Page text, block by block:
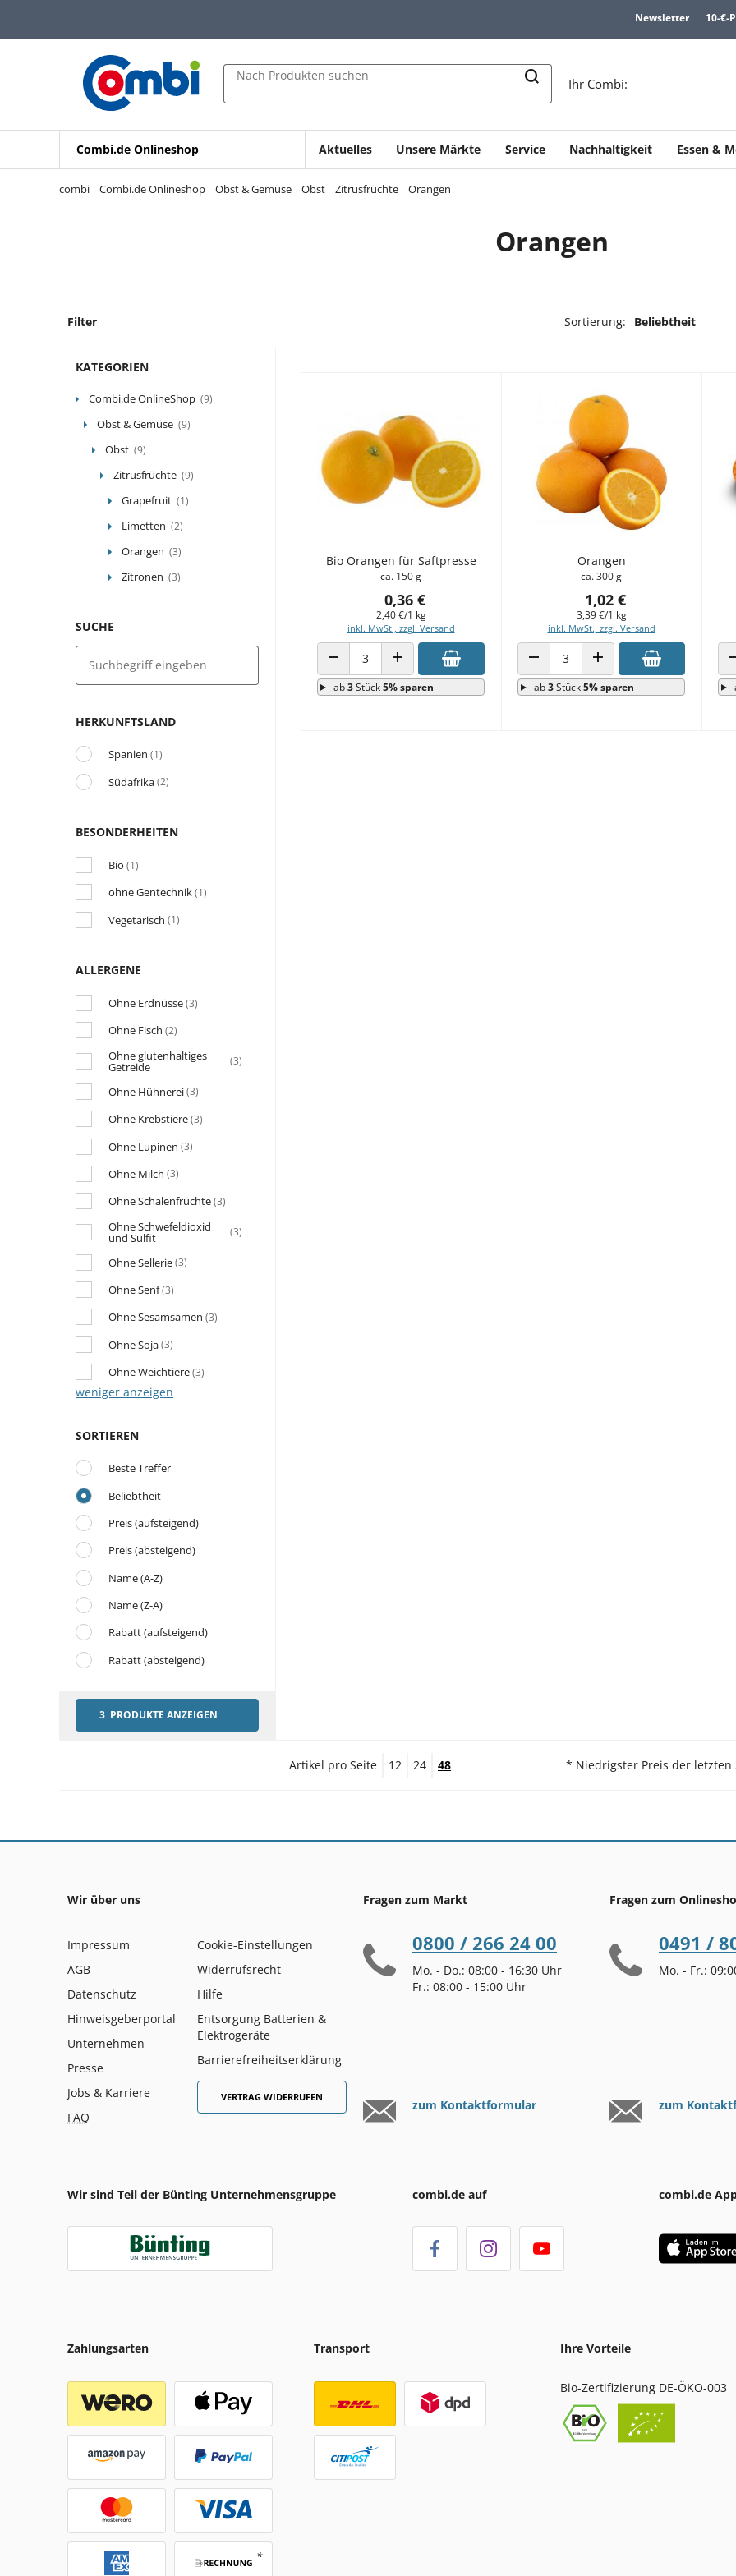
Zur Navigation springen
Zur Suche springen
Newsletter 10-€-
Nach Produkten suchen
Ihr Combi:
Combi.de Onlineshop Aktuelles Unsere Märkte Service Nachhaltigkeit Essen &
combi Combi.de Onlineshop Obst & Gemüse Obst Zitrusfrüchte Orangen
Orangen
Filter Sortierung: Beliebtheit
KATEGORIEN
Combi.de OnlineShop (9)
Obst & Gemüse (9)
Obst (9)
Zitrusfrüchte (9)
Grapefruit (1)
Limetten (2)
Orangen (3)
Zitronen (3)
SUCHE
HERKUNFTSLAND
Spanien (1)
Südafrika(2)
BESONDERHEITEN
Bio (1)
ohne Gentechnik(1)
Vegetarisch (1)
ALLERGENE
Ohne Erdnüsse(3)
Ohne Fisch (2)
Ohne glutenhaltiges
Getreide (3)
Ohne Hühnerei(3)
Ohne Krebstiere(3)
Ohne Lupinen (3)
Ohne Milch (3)
Ohne Schalenfrüchte(3)
Ohne Schwefeldioxid
und Sulfit (3)
Ohne Sellerie(3)
Ohne Senf(3)
Ohne Sesamsamen (3)
Ohne Soja(3)
Ohne Weichtiere(3)
weniger anzeigen
SORTIEREN
Beste Treffer
Beliebtheit
Preis (aufsteigend)
Preis (absteigend)
Name (A-Z)
Name (Z-A)
Rabatt (aufsteigend)
Rabatt (absteigend)
3 PRODUKTE ANZEIGEN
Bio Orangen für Saftpresse
ca. 150 g
0,36 €
2,40 €/1 kg
inkl. MwSt., zzgl. Versand
ANZAHL VERRINGERNANZAHL ERHÖHEN
ab3Stück5% sparen
Orangen
ca. 300 g
1,02 €
3,39 €/1 kg
inkl. MwSt., zzgl. Versand
ANZAHL VERRINGERNANZAHL ERHÖHEN
ab3Stück5% sparen
Artikel pro Seite 12 24 48 * Niedrigster Preis der letzten
Wir über uns
Impressum
AGB
Datenschutz
Hinweisgeberportal
Unternehmen
Presse
Jobs & Karriere
FAQ
Cookie-Einstellungen
Widerrufsrecht
Hilfe
Entsorgung Batterien &
Elektrogeräte
Barrierefreiheitserklärung
VERTRAG WIDERRUFEN
Fragen zum Markt
0800 / 266 24 00
Mo. - Do.: 08:00 - 16:30 Uhr
Fr.: 08:00 - 15:00 Uhr
zum Kontaktformular
Fragen zum
0491 /
Mo. - Fr.:
zum
Wir sind Teil der Bünting Unternehmensgruppe combi.de auf combi.de
Zahlungsarten Transport Ihre Vorteile
Bio-Zertifizierung DE-ÖKO-003